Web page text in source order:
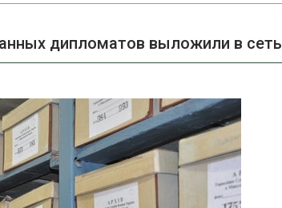
дипломатов выложили в сеть